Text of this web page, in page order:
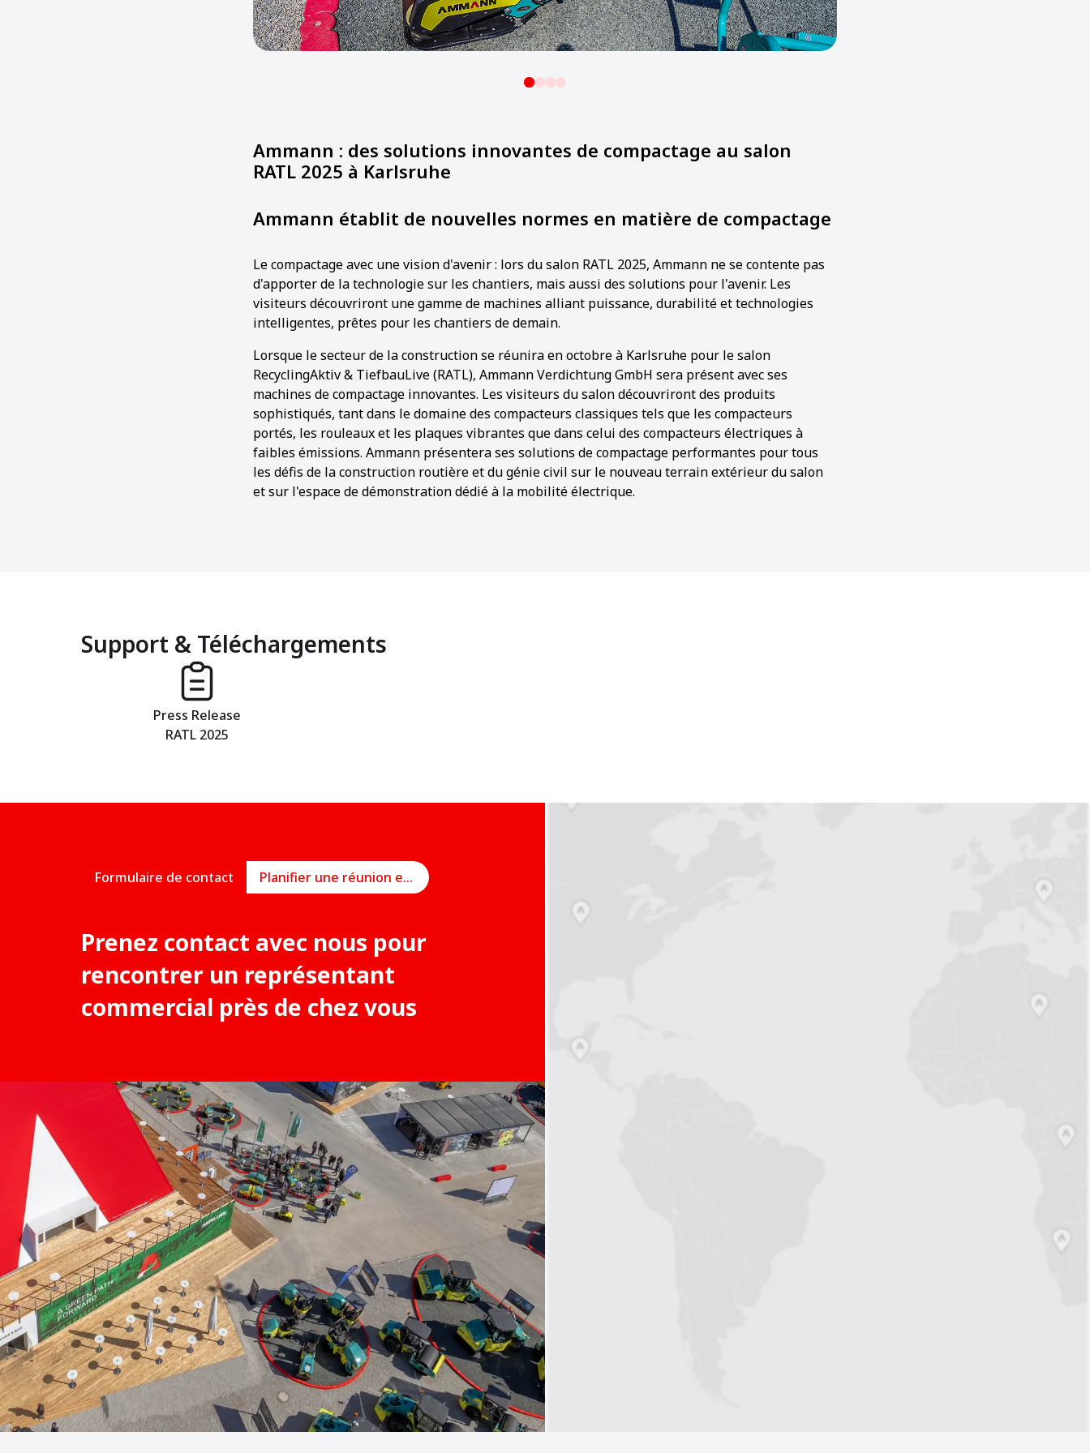
Ammann : des solutions innovantes de compactage au salon
RATL 2025 à Karlsruhe
Ammann établit de nouvelles normes en matière de compactage
Le compactage avec une vision d'avenir : lors du salon RATL 2025, Ammann ne se contente pas
d'apporter de la technologie sur les chantiers, mais aussi des solutions pour l'avenir. Les
visiteurs découvriront une gamme de machines alliant puissance, durabilité et technologies
intelligentes, prêtes pour les chantiers de demain.
Lorsque le secteur de la construction se réunira en octobre à Karlsruhe pour le salon
RecyclingAktiv & TiefbauLive (RATL), Ammann Verdichtung GmbH sera présent avec ses
machines de compactage innovantes. Les visiteurs du salon découvriront des produits
sophistiqués, tant dans le domaine des compacteurs classiques tels que les compacteurs
portés, les rouleaux et les plaques vibrantes que dans celui des compacteurs électriques à
faibles émissions. Ammann présentera ses solutions de compactage performantes pour tous
les défis de la construction routière et du génie civil sur le nouveau terrain extérieur du salon
et sur l'espace de démonstration dédié à la mobilité électrique.
Support & Téléchargements
Press Release
RATL 2025
Formulaire de contact Planifier une réunion en ligne
Prenez contact avec nous pour
rencontrer un représentant
commercial près de chez vous